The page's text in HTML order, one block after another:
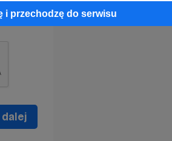
i przechodzę do serwisu
zostać